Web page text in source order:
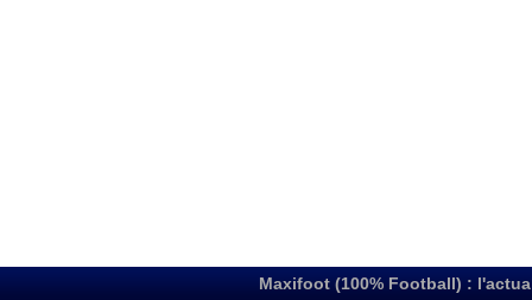
Maxifoot (100% Football) :